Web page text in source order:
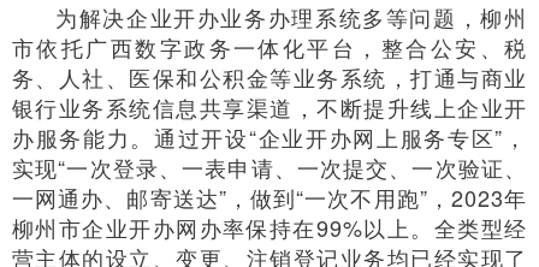
为解决企业开办业务办理系统多等问题，柳州
市依托广西数字政务一体化平台，整合公安、税
务、人社、医保和公积金等业务系统，打通与商业
银行业务系统信息共享渠道，不断提升线上企业开
办服务能力。通过开设“企业开办网上服务专区”，
实现“一次登录、一表申请、一次提交、一次验证、
一网通办、邮寄送达”，做到“一次不用跑”，2023年
柳州市企业开办网办率保持在99%以上。全类型经
营主体的设立、变更、注销登记业务均已经实现了